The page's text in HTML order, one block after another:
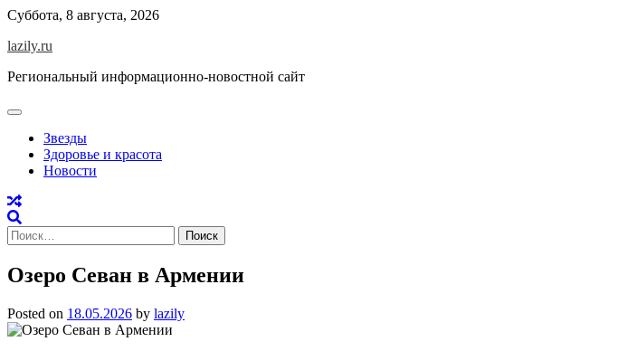
Skip
content
Суббота, 8 августа, 2026
lazily.ru
Региональный информационно-новостной сайт
Звезды
Здоровье и красота
Новости
Найти:
Озеро Севан в Армении
Posted on 18.05.2026 by lazily